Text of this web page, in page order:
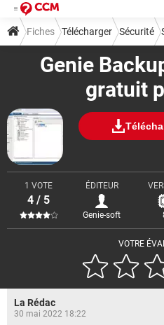
Genie
gratuit
VOTRE
1 VOTE
4 / 5
ÉDITEUR
Genie-soft
Fiches Télécharger Sécurité
La Rédac
30 mai 2022 18:22